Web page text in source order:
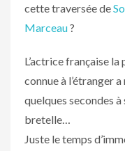
cette traversée de
Marceau?
L’actrice française la
connue à l’étranger a
quelques secondes
bretelle…
Juste le temps